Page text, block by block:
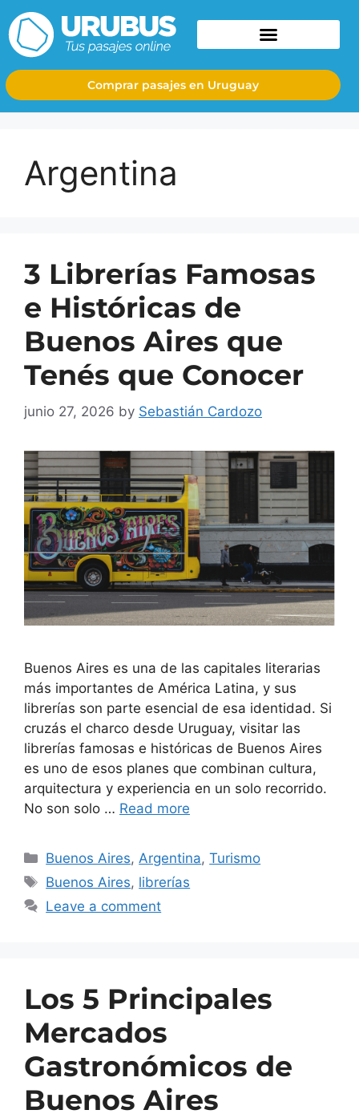
Comprar pasajes en Uruguay
Argentina
3 Librerías Famosas
e Históricas de
Buenos Aires que
Tenés que Conocer
junio 27, 2026 by Sebastián Cardozo
Buenos Aires es una de las capitales literarias
más importantes de América Latina, y sus
librerías son parte esencial de esa identidad. Si
cruzás el charco desde Uruguay, visitar las
librerías famosas e históricas de Buenos Aires
es uno de esos planes que combinan cultura,
arquitectura y experiencia en un solo recorrido.
No son solo … Read more
Buenos Aires, Argentina,Turismo
Buenos Aires, librerías
Leave a comment
Los 5 Principales
Mercados
Gastronómicos de
Buenos Aires